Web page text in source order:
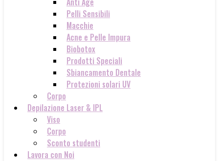
Pelli Sensibili
Macchie
Acne e Pelle Impura
Biobotox
Prodotti Speciali
Sbiancamento Dentale
Protezioni solari UV
Corpo
Depilazione Laser & IPL
Viso
Corpo
Sconto studenti
Lavora con Noi